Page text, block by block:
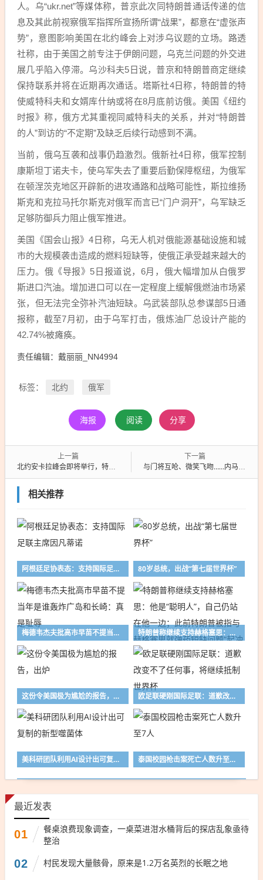
人。乌“ukr.net”等媒体称，普京此次同特朗普通话传递的信
息及其此前视察俄军指挥所宣扬所谓“战果”，都意在“虚张声
势”，意图影响美国在北约峰会上对涉乌议题的立场。路透
社称，由于美国之前专注于伊朗问题，乌克兰问题的外交进
展几乎陷入停滞。乌沙科夫5日说，普京和特朗普商定继续
保持联系并将在近期再次通话。塔斯社4日称，特朗普的特
使威特科夫和女婿库什纳或将在8月底前访俄。美国《纽约
时报》称，俄方尤其重视同威特科夫的关系，并对“特朗普
的人”到访的“不定期”及缺乏后续行动感到不满。
当前，俄乌互袭和战事仍趋激烈。俄新社4日称，俄军控制
康斯坦丁诺夫卡，使乌军失去了重要后勤保障枢纽，为俄军
在顿涅茨克地区开辟新的进攻通路和战略可能性，斯拉维扬
斯克和克拉马托尔斯克对俄军而言已“门户洞开”，乌军缺乏
足够防御兵力阻止俄军推进。
美国《国会山报》4日称，乌无人机对俄能源基础设施和城
市的大规模袭击造成的燃料短缺等，使俄正承受越来越大的
压力。俄《导报》5日报道说，6月，俄大幅增加从白俄罗
斯进口汽油。增加进口可以在一定程度上缓解俄燃油市场紧
张，但无法完全弥补汽油短缺。乌武装部队总参谋部5日通
报称，截至7月初，由于乌军打击，俄炼油厂总设计产能的
42.74%被瘫痪。
责任编辑：戴丽丽_NN4994
标签： 北约 俄军
海报 阅读 分享
上一篇
北约安卡拉峰会即将举行，特朗普一句话揭了“草台班子”的底
下一篇
与门将互呛、微笑飞吻……内马尔点球破门后的举动惹巴西球迷怒骂：比分落后还想着耍威风
相关推荐
阿根廷足协表态：支持国际足联主席因凡蒂诺 80岁总统，出战“第七届世界杯”
梅德韦杰夫批高市早苗不提当年是谁轰炸广岛和长崎：真是耻辱 特朗普称继续支持赫格塞思：他是“聪明人”，自己仍站在他一边；此前特朗普被指与赫格塞思就弹药短缺问题“起冲突”，白宫回应称是假新闻
这份令美国极为尴尬的报告，出炉 欧足联硬刚国际足联：道歉改变不了任何事，将继续抵制世界杯
美科研团队利用AI设计出可复制的新型噬菌体 泰国校园枪击案死亡人数升至7人
最近发表
01
餐桌浪费现象调查，一桌菜进泔水桶背后的探店乱象亟待
整治
02 村民发现大量骸骨，原来是1.2万名英烈的长眠之地